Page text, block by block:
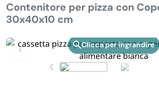
STOVIGLIE E TOVAGLIOLI
GIARDINO E ARREDO PER ESTERNO
IMBALLAGGIO E CANCELLERIA
Chi siamo
Personalizzazione Monouso
Contenitore per pizza con
30x40x10 cm
Zoom